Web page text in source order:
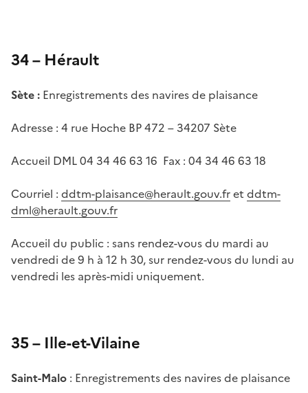
34 – Hérault
Sète : Enregistrements des navires de plaisance
Adresse : 4 rue Hoche BP 472 – 34207 Sète
Accueil DML 04 34 46 63 16 Fax : 04 34 46 63 18
Courriel : ddtm-plaisance@herault.gouv.fret ddtm-
dml@herault.gouv.fr
Accueil du public : sans rendez-vous du mardi au
vendredi de 9 h à 12 h 30, sur rendez-vous du lundi au
vendredi les après-midi uniquement.
35 – Ille-et-Vilaine
Saint-Malo : Enregistrements des navires de plaisance